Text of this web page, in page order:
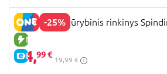
-25%
NAUJA PREKĖ
E-KAINA
CRÉA LIGN' kūrybinis rinkinys
14,99 €
19,99 €